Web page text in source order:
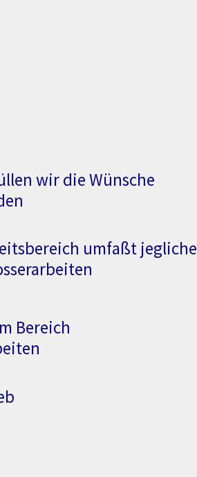
wir die Wünsche
umfaßt jegliche
Bereich